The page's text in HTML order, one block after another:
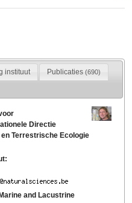
instituut Publicaties (690)
Directie
Terrestrische Ecologie
and Lacustrine